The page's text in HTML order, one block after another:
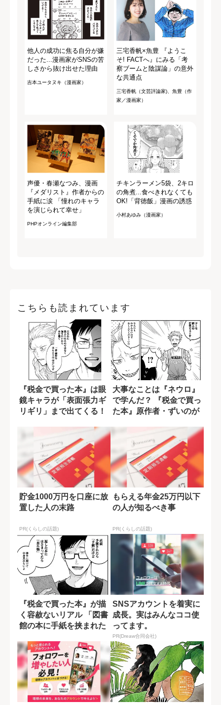
他人の成功に焦る自分が嫌
だった...漫画家がSNSの苦
しさから抜け出せた理由
吉本ユータヌキ（漫画家）
三宅香帆×魚豊 『ようこ
そ! FACTへ』にみる「考
察ブームと陰謀論」の意外
な共通点
三宅香帆（文芸評論家)、魚豊（作
家／漫画家）
声優・春瀬なつみ、漫画
『メダリスト』作者からの
手紙に涙 「憧れのキャラ
を演じられて幸せ」
PHPオンライン編集部
チキンラーメン5袋、2キロ
の角煮...食べきれなくても
OK!「背徳飯」漫画の誘惑
小村あゆみ（漫画家）
こちらも読まれています
『税金で買った本』は眼
鏡キャラが「表面張力ギ
リギリ」まで出てくる！
大事なことは『ネウロ』
で学んだ？ 『税金で買っ
た本』原作者・ずいのが
貯金1000万円を口座に放
置した人の末路
PR(くらしの話題)
もらえる年金25万円以下
の人が知るべき事
PR(くらしの話題)
『税金で買った本』が描
く容赦ないリアル 「図書
館の本に手紙を挟まれた
SNSアカウントを着実に
成長。実はみんなココ使
ってます。
PR(Dreaw合同会社)